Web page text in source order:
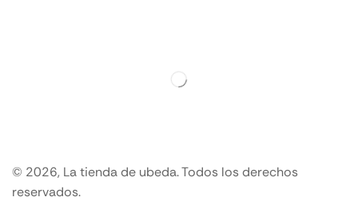
© 2026, La tienda de ubeda. Todos los derechos
reservados.